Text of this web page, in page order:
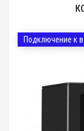
Подключение к